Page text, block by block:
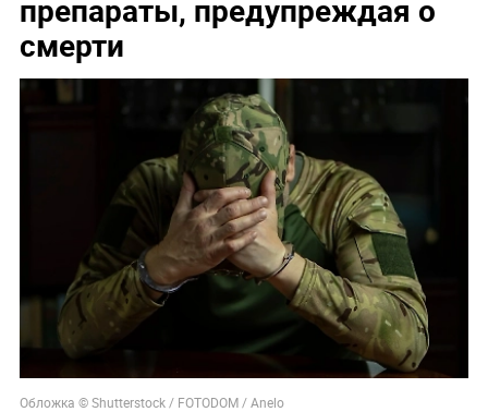
препараты, предупреждая о
смерти
Обложка © Shutterstock / FOTODOM / Anelo